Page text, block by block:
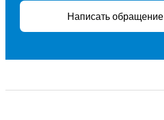
Написать обращение